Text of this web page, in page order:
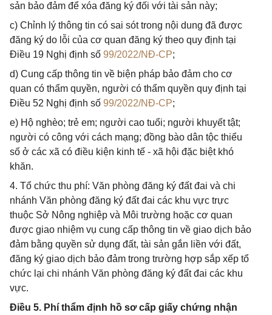
sản bảo đảm để xóa đăng ký đối với tài sản này;
c) Chỉnh lý thông tin có sai sót trong nội dung đã được
đăng ký do lỗi của cơ quan đăng ký theo quy định tại
Điều 19 Nghị định số 99/2022/NĐ-CP;
d) Cung cấp thông tin về biện pháp bảo đảm cho cơ
quan có thẩm quyền, người có thẩm quyền quy định tại
Điều 52 Nghị định số 99/2022/NĐ-CP;
e) Hộ nghèo; trẻ em; người cao tuổi; người khuyết tật;
người có công với cách mạng; đồng bào dân tộc thiểu
số ở các xã có điều kiện kinh tế - xã hội đặc biệt khó
khăn.
4. Tổ chức thu phí: Văn phòng đăng ký đất đai và chi
nhánh Văn phòng đăng ký đất đai các khu vực trực
thuộc Sở Nông nghiệp và Môi trường hoặc cơ quan
được giao nhiệm vụ cung cấp thông tin về giao dịch bảo
đảm bằng quyền sử dụng đất, tài sản gắn liền với đất,
đăng ký giao dịch bảo đảm trong trường hợp sắp xếp tổ
chức lại chi nhánh Văn phòng đăng ký đất đai các khu
vực.
Điều 5. Phí thẩm định hồ sơ cấp giấy chứng nhận